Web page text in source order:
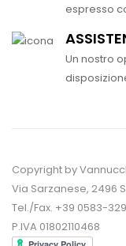
espresso
Un nostro
Copyright by
Via Sarzanese, 2496
Tel./Fax. +39 0583-
P.IVA 01802110468